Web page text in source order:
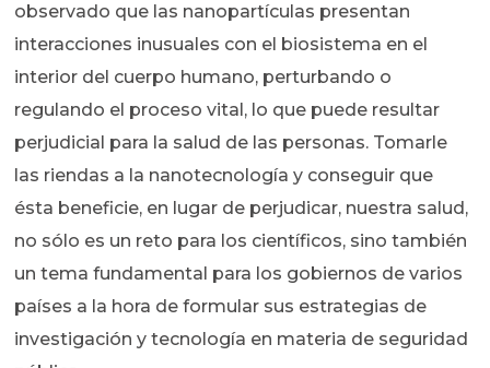
observado que las nanopartículas presentan
interacciones inusuales con el biosistema en el
interior del cuerpo humano, perturbando o
regulando el proceso vital, lo que puede resultar
perjudicial para la salud de las personas. Tomarle
las riendas a la nanotecnología y conseguir que
ésta beneficie, en lugar de perjudicar, nuestra salud,
no sólo es un reto para los científicos, sino también
un tema fundamental para los gobiernos de varios
países a la hora de formular sus estrategias de
investigación y tecnología en materia de seguridad